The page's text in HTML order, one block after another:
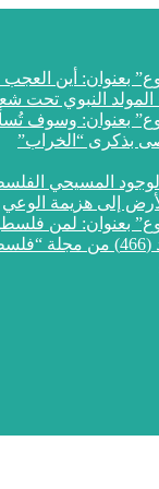
المولد النبوي تحت
بذكرى “الخراب”
المسيحي
إلى هزيمة الوعي